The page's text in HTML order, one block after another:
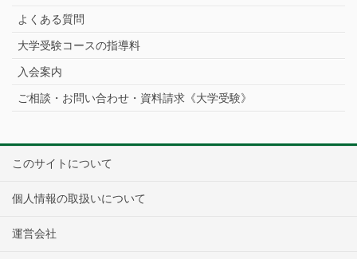
よくある質問
大学受験コースの指導料
入会案内
ご相談・お問い合わせ・資料請求《大学受験》
このサイトについて
個人情報の取扱いについて
運営会社